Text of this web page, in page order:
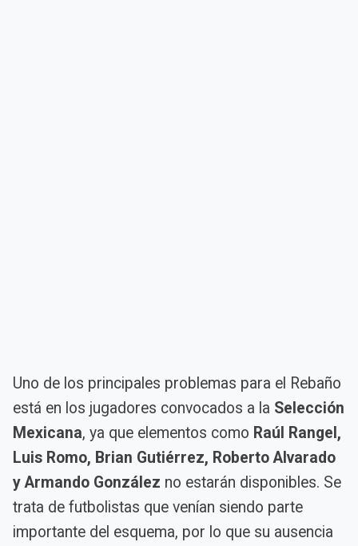
Uno de los principales problemas para el Rebaño
está en los jugadores convocados a la Selección
Mexicana, ya que elementos como Raúl Rangel,
Luis Romo, Brian Gutiérrez, Roberto Alvarado
y Armando González no estarán disponibles. Se
trata de futbolistas que venían siendo parte
importante del esquema, por lo que su ausencia